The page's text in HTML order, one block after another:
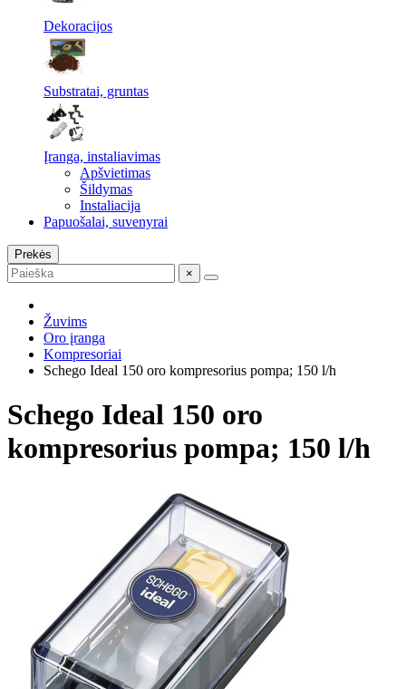
Dekoracijos
Substratai, gruntas
Įranga, instaliavimas
Apšvietimas
Šildymas
Instaliacija
Papuošalai, suvenyrai
Prekės
×
Žuvims
Oro įranga
Kompresoriai
Schego Ideal 150 oro kompresorius pompa; 150 l/h
Schego Ideal 150 oro
kompresorius pompa; 150 l/h